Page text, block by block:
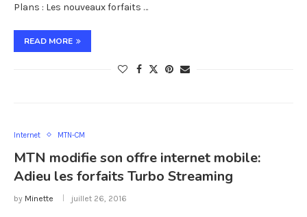
Plans : Les nouveaux forfaits …
READ MORE
Internet MTN-CM
MTN modifie son offre internet mobile:
Adieu les forfaits Turbo Streaming
by Minette juillet 26, 2016